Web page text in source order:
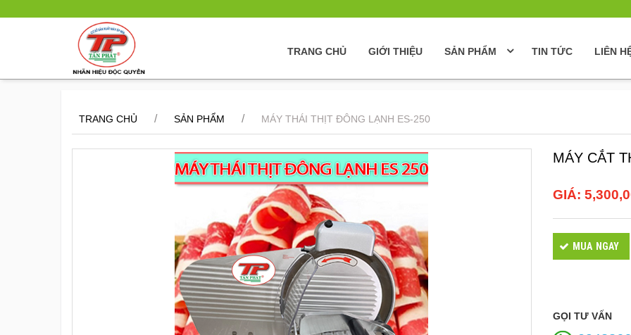
TRANG CHỦ GIỚI THIỆU SẢN PHẨM TIN TỨC LIÊN
TRANG CHỦ / SẢN PHẨM / MÁY THÁI THỊT ĐÔNG LẠNH ES-250
MÁY CẮT
GIÁ:
MUA NGAY
GỌI TƯ VẤN